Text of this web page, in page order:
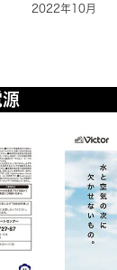
2022年10月